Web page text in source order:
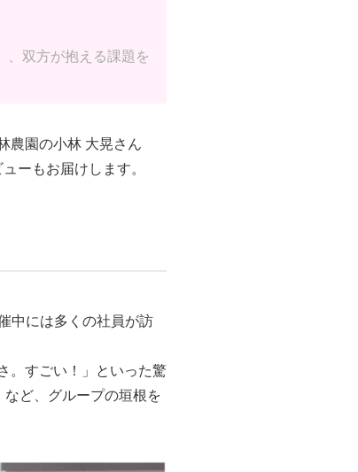
、双方が抱える課題を
農園の小林 大晃さん
ーもお届けします。
中には多くの社員が訪
。すごい！」といった驚
ど、グループの垣根を